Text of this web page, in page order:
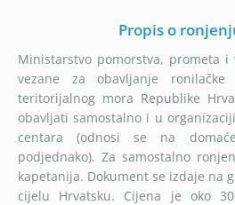
Propis o
Ministarstvo pomorstva, prometa
vezane za obavljanje
teritorijalnog mora Republike
obavljati samostalno i u
centara (odnosi se na
podjednako). Za samostalno
kapetanija. Dokument se izdaje na
cijelu Hrvatsku. Cijena je oko